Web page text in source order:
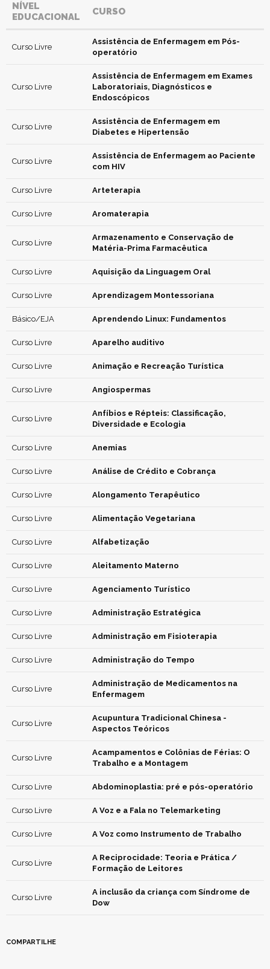
NÍVEL
EDUCACIONAL
CURSO
Curso Livre
Assistência de Enfermagem em Pós-
operatório
Curso Livre
Assistência de Enfermagem em Exames
Laboratoriais, Diagnósticos e
Endoscópicos
Curso Livre
Assistência de Enfermagem em
Diabetes e Hipertensão
Curso Livre
Assistência de Enfermagem ao Paciente
com HIV
Curso Livre Arteterapia
Curso Livre Aromaterapia
Curso Livre
Armazenamento e Conservação de
Matéria-Prima Farmacêutica
Curso Livre Aquisição da Linguagem Oral
Curso Livre Aprendizagem Montessoriana
Básico/EJA Aprendendo Linux: Fundamentos
Curso Livre Aparelho auditivo
Curso Livre Animação e Recreação Turística
Curso Livre Angiospermas
Curso Livre
Anfíbios e Répteis: Classificação,
Diversidade e Ecologia
Curso Livre Anemias
Curso Livre Análise de Crédito e Cobrança
Curso Livre Alongamento Terapêutico
Curso Livre Alimentação Vegetariana
Curso Livre Alfabetização
Curso Livre Aleitamento Materno
Curso Livre Agenciamento Turístico
Curso Livre Administração Estratégica
Curso Livre Administração em Fisioterapia
Curso Livre Administração do Tempo
Curso Livre
Administração de Medicamentos na
Enfermagem
Curso Livre
Acupuntura Tradicional Chinesa -
Aspectos Teóricos
Curso Livre
Acampamentos e Colônias de Férias: O
Trabalho e a Montagem
Curso Livre Abdominoplastia: pré e pós-operatório
Curso Livre A Voz e a Fala no Telemarketing
Curso Livre A Voz como Instrumento de Trabalho
Curso Livre
A Reciprocidade: Teoria e Prática /
Formação de Leitores
Curso Livre
A inclusão da criança com Síndrome de
Dow
COMPARTILHE